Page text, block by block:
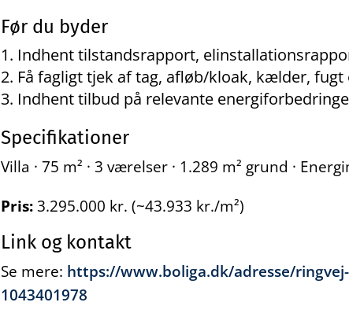
Før du byder
Indhent tilstandsrapport,
Få fagligt tjek af tag, afløb/kloak, kælder,
Indhent tilbud på relevante
Specifikationer
Villa · 75 m² · 3 værelser · 1.289 m² grund ·
Pris:3.295.000 kr. (~43.933 kr./m²)
Link og kontakt
Se mere: https://www.boliga.dk/adresse/
1043401978